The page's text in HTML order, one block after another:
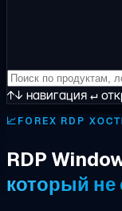
↑↓ навигация↵
📈FOREX RDP
RDP
который не